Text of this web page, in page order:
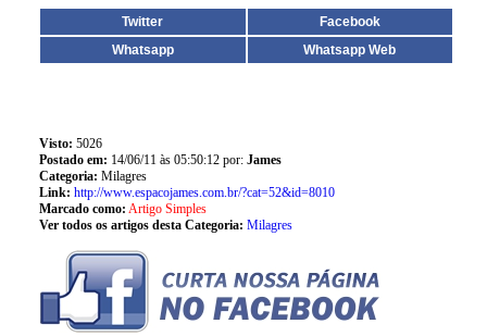
Twitter
Facebook
Whatsapp
Whatsapp Web
Visto: 5026
Postado em: 14/06/11 às 05:50:12 por: James
Categoria: Milagres
Link: http://www.espacojames.com.br/?cat=52&id=8010
Marcado como: Artigo Simples
Ver todos os artigos desta Categoria: Milagres